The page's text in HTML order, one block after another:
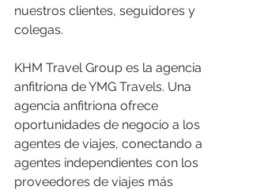
nuestros clientes, seguidores y
colegas.
KHM Travel Group es la agencia
anfitriona de YMG Travels. Una
agencia anfitriona ofrece
oportunidades de negocio a los
agentes de viajes, conectando a
agentes independientes con los
proveedores de viajes más